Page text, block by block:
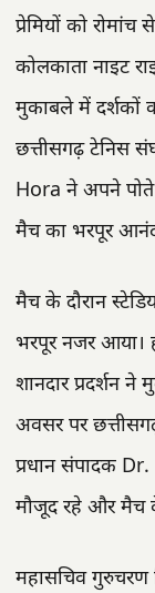
प्रेमियों को
कोलकाता नाइट
मुकाबले में दर्शकों
छत्तीसगढ़ टेनिस
Hora ने अपने पोते
मैच का भरपूर आनंद
मैच के दौरान
भरपूर नजर आया।
शानदार प्रदर्शन
अवसर पर
प्रधान संपादक
मौजूद रहे और मैच
महासचिव गुरुचरण